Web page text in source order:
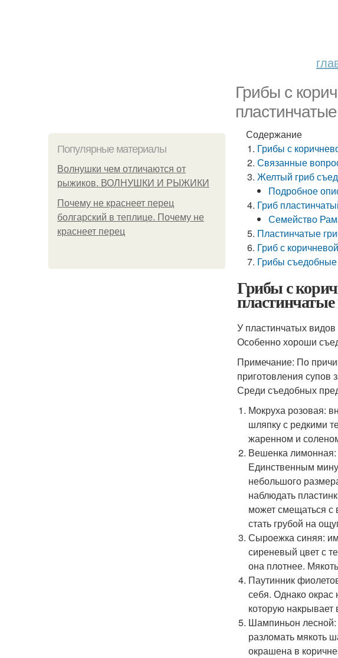
Грибы с
Популярные материалы
Волнушки чем отличаются от
рыжиков. ВОЛНУШКИ И РЫЖИКИ
Почему не краснеет перец
болгарский в теплице. Почему не
краснеет перец
Содержание
Грибы с
Связанные
Желтый гриб
Подробное
Гриб
Семейство
Пластинчатые
Гриб с
Грибы
Грибы с
У пластинчатых
Особенно хороши
Примечание: По
приготовления
Среди съедобных
Мокруха розовая:
шляпку с редкими
жаренном и
Вешенка лимонная:
Единственным
небольшого
наблюдать
может смещаться с
стать грубой на
Сыроежка синяя:
сиреневый цвет с
она плотнее.
Паутинник
себя. Однако окрас
которую накрывает
Шампиньон лесной:
разломать мякоть
окрашена в